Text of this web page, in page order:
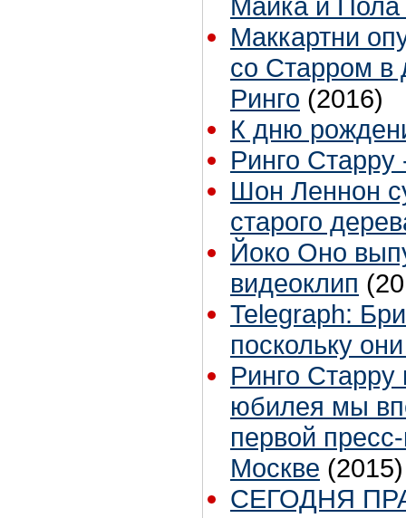
Маккартни
со Старром в
Ринго (2016)
К дню
Ринго Старру
Шон Леннон
старого
Йоко Оно
видеоклип
Telegraph:
поскольку
Ринго Старру
юбилея мы
первой
Москве (2015)
СЕГОДНЯ